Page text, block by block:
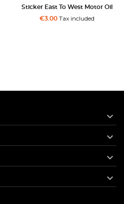
Sticker East To West Motor Oil
€3.00 Tax included



